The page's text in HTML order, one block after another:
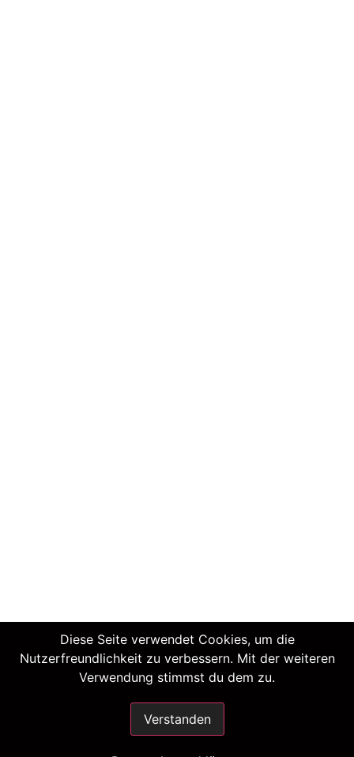
Diese Seite verwendet Cookies, um die
Nutzerfreundlichkeit zu verbessern. Mit der weiteren
Verwendung stimmst du dem zu.
Verstanden